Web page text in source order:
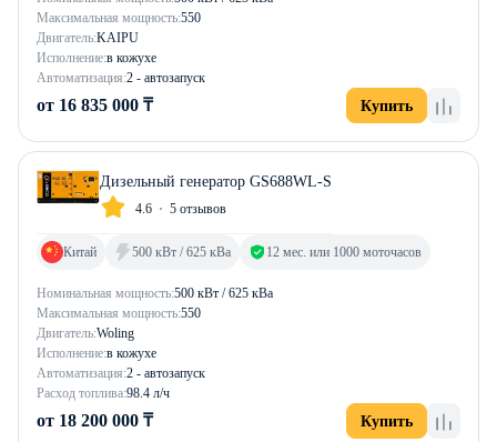
Максимальная мощность:550
Двигатель:KAIPU
Исполнение:в кожухе
Автоматизация:2 - автозапуск
от 16 835 000 ₸ Купить
Дизельный генератор GS688WL-S
4.6 5 отзывов
Номинальная мощность:500 кВт / 625 кВа
Максимальная мощность:550
Двигатель:Woling
Исполнение:в кожухе
Автоматизация:2 - автозапуск
Расход топлива:98.4 л/ч
Китай 500 кВт / 625 кВа 12 мес. или 1000 моточасов
от 18 200 000 ₸ Купить